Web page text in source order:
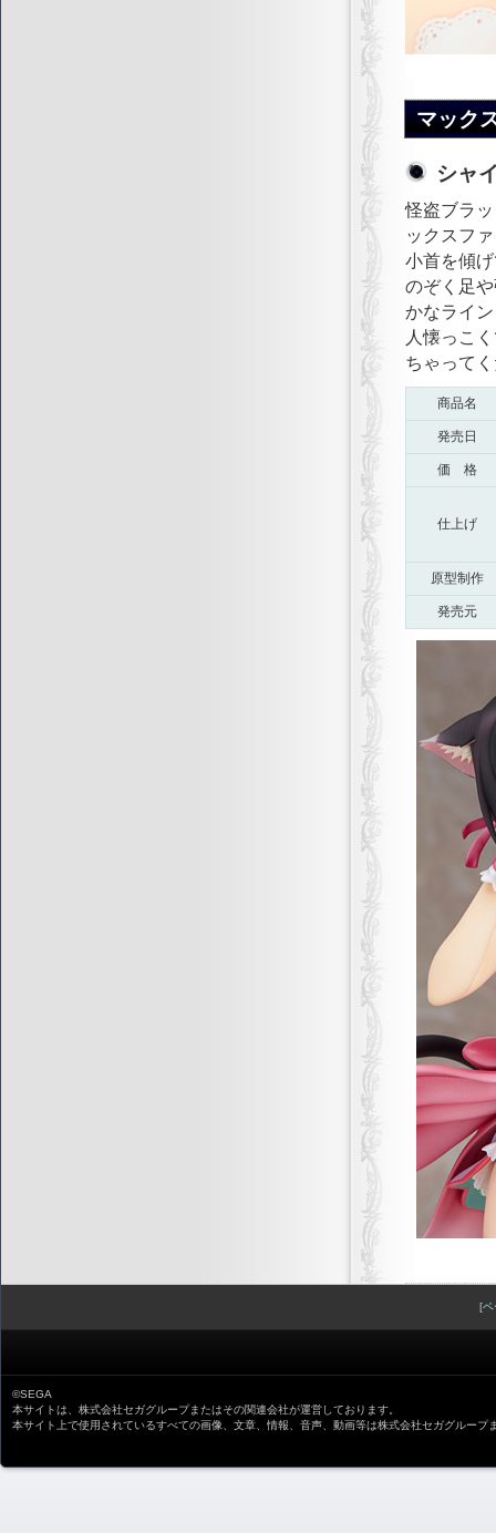
マック
シャ
怪盗ブラ
ックスフ
小首を傾
のぞく足
かなライ
人懐っこ
ちゃって
商品名
発売日
価 格
仕上げ
原型制作
発売元
[ペ
©SEGA
本サイトは、株式会社セガグループまたはその関連会社が運営しております。
本サイト上で使用されているすべての画像、文章、情報、音声、動画等は株式会社セガグルー